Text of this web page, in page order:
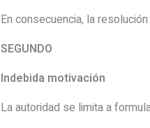
En consecuencia, la
SEGUNDO
Indebida motivación
La autoridad se limita a